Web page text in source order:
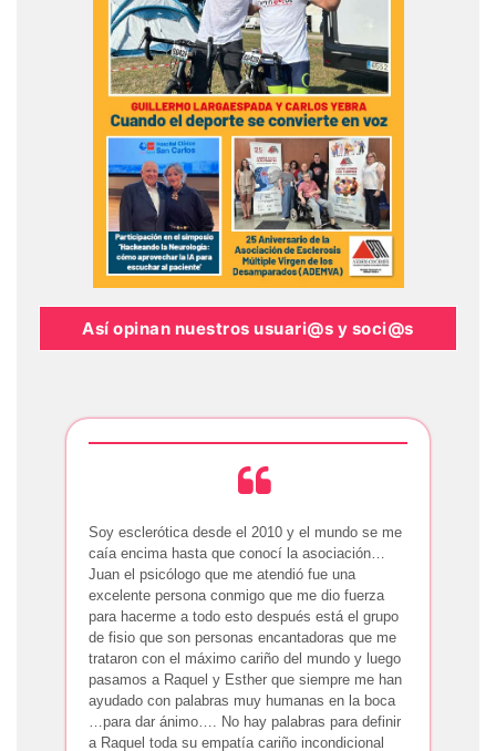
Así opinan nuestros usuari@s y soci@s
Soy esclerótica desde el 2010 y el mundo se me
caía encima hasta que conocí la asociación…
Juan el psicólogo que me atendió fue una
excelente persona conmigo que me dio fuerza
para hacerme a todo esto después está el grupo
de fisio que son personas encantadoras que me
trataron con el máximo cariño del mundo y luego
pasamos a Raquel y Esther que siempre me han
ayudado con palabras muy humanas en la boca
…para dar ánimo…. No hay palabras para definir
a Raquel toda su empatía cariño incondicional